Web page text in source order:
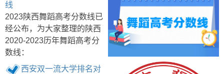
线
2023陕西舞蹈高考分数线已
经公布，为大家整理的陕西
2020-2023历年舞蹈高考分
数线：
西安双一流大学排名对